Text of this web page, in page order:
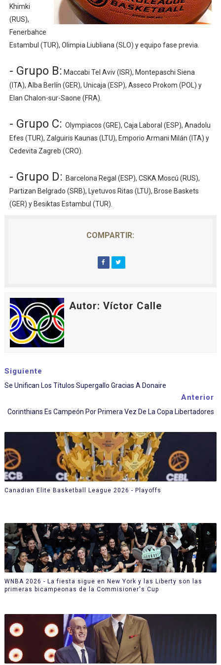
Athletes Unlimited Softball League 2026 - Las Utah
Mundial de piragüismo slalom 2026 (Oklahoma City,
Mundial de Fórmula 1 2026 - Lando Norris consigue
Campeonato de Europa de high diving 2026 (París,
Khimki
(RUS),
Fenerbahce
Estambul (TUR), Olimpia Liubliana (SLO) y equipo fase previa.
- Grupo B: Maccabi Tel Aviv (ISR), Montepaschi Siena
(ITA), Alba Berlín (GER), Unicaja (ESP), Asseco Prokom (POL) y
Elan Chalon-sur-Saone (FRA).
- Grupo C: Olympiacos (GRE), Caja Laboral (ESP), Anadolu
Efes (TUR), Zalguiris Kaunas (LTU), Emporio Armani Milán (ITA) y
Cedevita Zagreb (CRO).
- Grupo D: Barcelona Regal (ESP), CSKA Moscú (RUS),
Partizan Belgrado (SRB), Lyetuvos Ritas (LTU), Brose Baskets
(GER) y Besiktas Estambul (TUR).
COMPARTIR:
Autor: Víctor Calle
Siguiente
Se Unifican Los Títulos Supergallo Gracias A Donaire
Anterior
Corinthians Es Campeón Por Primera Vez De La Copa Libertadores
Canadian Elite Basketball League 2026 - Playoffs
WNBA 2026 - La fiesta sigue en New York y las Liberty son las
primeras bicampeonas de la Commisioner's Cup